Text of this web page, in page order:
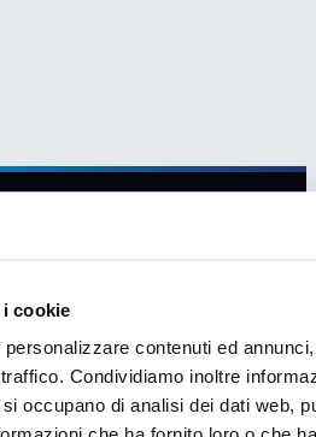
cookie
contenuti ed
Condividiamo inoltre
occupano di analisi dei dati web,